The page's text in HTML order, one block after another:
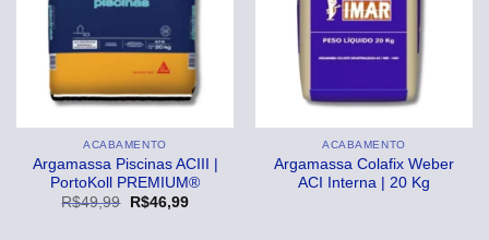
ACABAMENTO
Argamassa Piscinas ACIII |
PortoKoll PREMIUM®
R$49,99
O
R$46,99O
ACABAMENTO
Argamassa Colafix Weber
ACI Interna | 20 Kg